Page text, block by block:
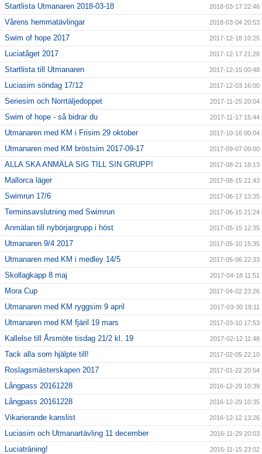
Startlista Utmanaren 2018-03-18 2018-03-17 22:46
Vårens hemmatävlingar 2018-03-04 20:53
Swim of hope 2017 2017-12-18 10:25
Luciatåget 2017 2017-12-17 21:28
Startlista till Utmanaren 2017-12-15 00:48
Luciasim söndag 17/12 2017-12-03 16:00
Seriesim och Norrtäljedoppet 2017-11-25 20:04
Swim of hope - så bidrar du 2017-11-17 15:44
Utmanaren med KM i Frisim 29 oktober 2017-10-16 00:04
Utmanaren med KM bröstsim 2017-09-17 2017-09-07 09:00
ALLA SKA ANMÄLA SIG TILL SIN GRUPP! 2017-08-21 18:13
Mallorca läger 2017-08-15 21:43
Swimrun 17/6 2017-06-17 13:35
Terminsavslutning med Swimrun 2017-06-15 21:24
Anmälan till nybörjargrupp i höst 2017-05-15 12:35
Utmanaren 9/4 2017 2017-05-10 15:35
Utmanaren med KM i medley 14/5 2017-05-06 22:33
Skollagkapp 8 maj 2017-04-18 11:51
Mora Cup 2017-04-02 23:26
Utmanaren med KM ryggsim 9 april 2017-03-30 19:11
Utmanaren med KM fjäril 19 mars 2017-03-10 17:53
Kallelse till Årsmöte tisdag 21/2 kl. 19 2017-02-12 11:48
Tack alla som hjälpte till! 2017-02-05 22:10
Roslagsmästerskapen 2017 2017-01-22 20:54
Långpass 20161228 2016-12-29 10:39
Långpass 20161228 2016-12-29 10:35
Vikarierande kanslist 2016-12-12 13:26
Luciasim och Utmanartävling 11 december 2016-11-29 20:03
Luciaträning! 2016-11-15 23:02